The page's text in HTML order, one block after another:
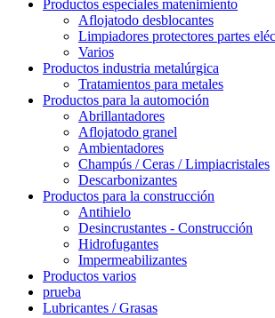
Productos especiales matenimiento
Aflojatodo desblocantes
Limpiadores protectores partes
Varios
Productos industria metalúrgica
Tratamientos para metales
Productos para la automoción
Abrillantadores
Aflojatodo granel
Ambientadores
Champús / Ceras / Limpiacristales
Descarbonizantes
Productos para la construcción
Antihielo
Desincrustantes - Construcción
Hidrofugantes
Impermeabilizantes
Productos varios
prueba
Lubricantes / Grasas